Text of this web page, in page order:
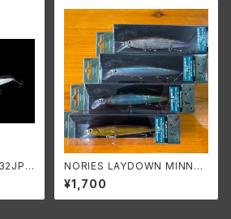
132
NORIES LAYDOWN MINNO
W 110JP/ノリーズ レイダウンミ
ノー110JP
¥1,700